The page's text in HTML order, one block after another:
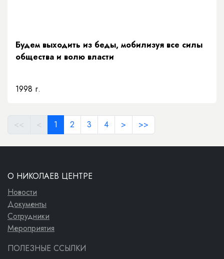
Будем выходить из беды, мобилизуя все силы
общества и волю власти
1998 г.
<< < 1 2 3 4 > >>
О НИКОЛАЕВ ЦЕНТРЕ
Новости
Документы
Сотрудники
Мероприятия
ПОЛЕЗНЫЕ ССЫЛКИ